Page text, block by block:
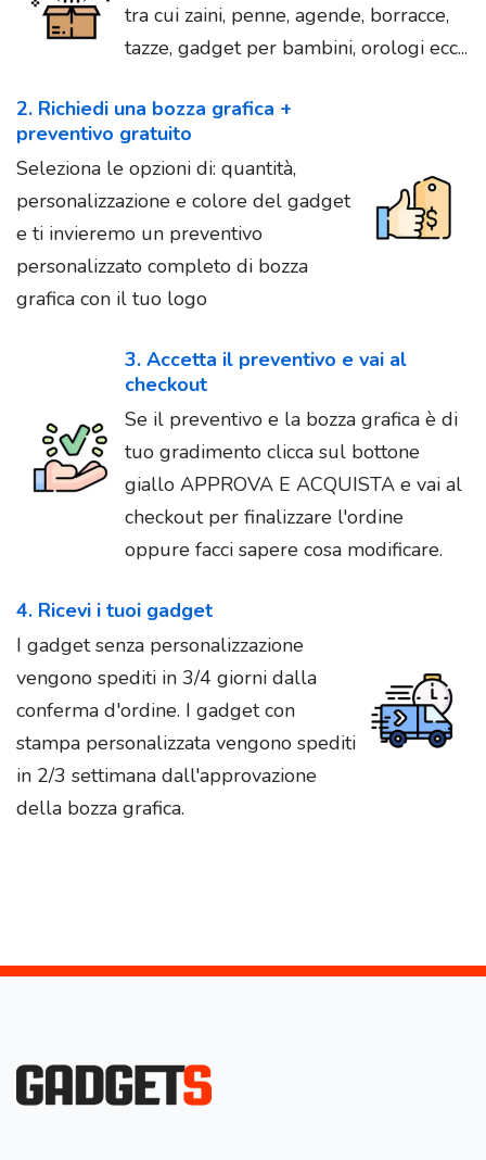
tra cui zaini, penne, agende, borracce,
tazze, gadget per bambini, orologi ecc...
2. Richiedi una bozza grafica +
preventivo gratuito
Seleziona le opzioni di: quantità,
personalizzazione e colore del gadget
e ti invieremo un preventivo
personalizzato completo di bozza
grafica con il tuo logo
3. Accetta il preventivo e vai al
checkout
Se il preventivo e la bozza grafica è di
tuo gradimento clicca sul bottone
giallo APPROVA E ACQUISTA e vai al
checkout per finalizzare l'ordine
oppure facci sapere cosa modificare.
4. Ricevi i tuoi gadget
I gadget senza personalizzazione
vengono spediti in 3/4 giorni dalla
conferma d'ordine. I gadget con
stampa personalizzata vengono spediti
in 2/3 settimana dall'approvazione
della bozza grafica.